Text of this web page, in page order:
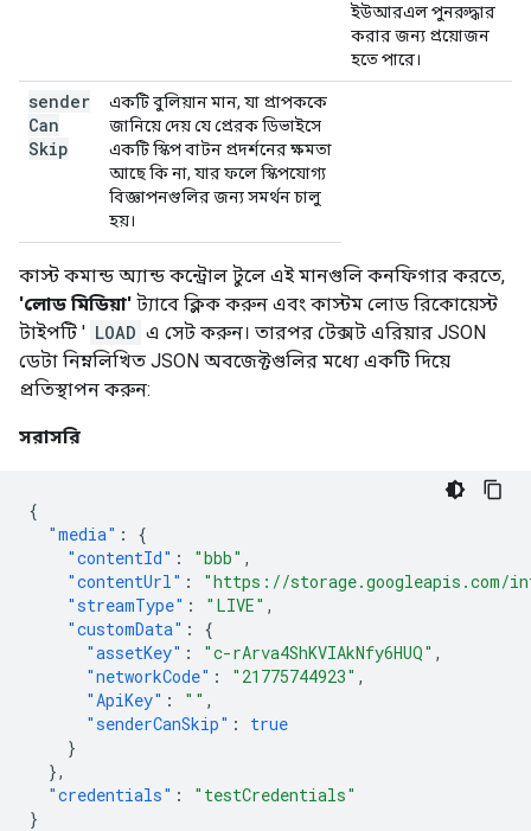
ইউআরএল পুনরুদ্ধার
করার জন্য প্রয়োজন
হতে পারে।
sender
Can
Skip
একটি বুলিয়ান মান, যা প্রাপককে
জানিয়ে দেয় যে প্রেরক ডিভাইসে
একটি স্কিপ বাটন প্রদর্শনের ক্ষমতা
আছে কি না, যার ফলে স্কিপযোগ্য
বিজ্ঞাপনগুলির জন্য সমর্থন চালু
হয়।
কাস্ট কমান্ড অ্যান্ড কন্ট্রোল টুলে এই মানগুলি কনফিগার করতে,
'লোড মিডিয়া' ট্যাবে ক্লিক করুন এবং কাস্টম লোড রিকোয়েস্ট
টাইপটি ' LOAD এ সেট করুন। তারপর টেক্সট এরিয়ার JSON
ডেটা নিম্নলিখিত JSON অবজেক্টগুলির মধ্যে একটি দিয়ে
প্রতিস্থাপন করুন:
সরাসরি
{
"media" :
{
"contentId" : "bbb" ,
"contentUrl" :
"https://storage.googleapis.com/
"streamType" : "LIVE" ,
"customData" :
{
"assetKey" : "c-rArva4ShKVIAkNfy6HUQ" ,
"networkCode" : "21775744923" ,
"ApiKey" : "" ,
"senderCanSkip" :
true
}
},
"credentials" :
"testCredentials"
}